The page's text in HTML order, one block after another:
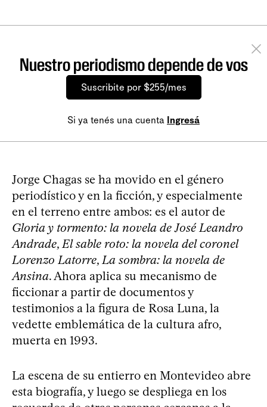
Nuestro periodismo depende de vos
Suscribite por $255/mes
Si ya tenés una cuenta Ingresá
Jorge Chagas se ha movido en el género
periodístico y en la ficción, y especialmente
en el terreno entre ambos: es el autor de
Gloria y tormento: la novela de José Leandro
Andrade, El sable roto: la novela del coronel
Lorenzo Latorre, La sombra: la novela de
Ansina. Ahora aplica su mecanismo de
ficcionar a partir de documentos y
testimonios a la figura de Rosa Luna, la
vedette emblemática de la cultura afro,
muerta en 1993.
La escena de su entierro en Montevideo abre
esta biografía, y luego se despliega en los